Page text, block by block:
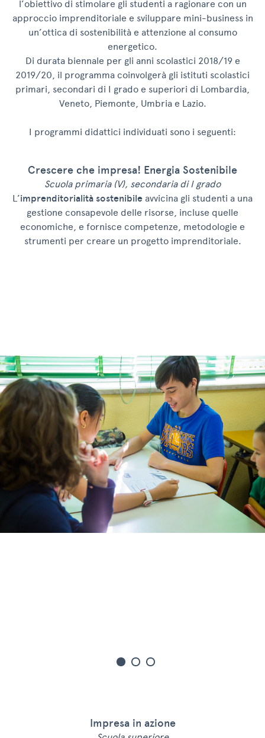
l’obiettivo di stimolare gli studenti a ragionare con un
approccio imprenditoriale e sviluppare mini-business in
un’ottica di sostenibilità e attenzione al consumo
energetico.
Di durata biennale per gli anni scolastici 2018/19 e
2019/20, il programma coinvolgerà gli istituti scolastici
primari, secondari di I grado e superiori di Lombardia,
Veneto, Piemonte, Umbria e Lazio.
I programmi didattici individuati sono i seguenti:
Crescere che impresa! Energia Sostenibile
Scuola primaria (V), secondaria di I grado
L’imprenditorialità sostenibile avvicina gli studenti a una
gestione consapevole delle risorse, incluse quelle
economiche, e fornisce competenze, metodologie e
strumenti per creare un progetto imprenditoriale.
Impresa in azione